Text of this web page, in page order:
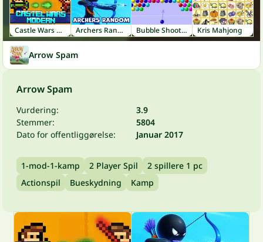
Castle Wars Modern Archers Random Bubble Shooter Kris Mahjong
Arrow Spam
Arrow Spam
Vurdering:
3.9
Stemmer:
5804
Dato for offentliggørelse:
Januar 2017
1-mod-1-kamp 2 Player Spil
2 spillere 1 pc
Actionspil
Bueskydning Kamp